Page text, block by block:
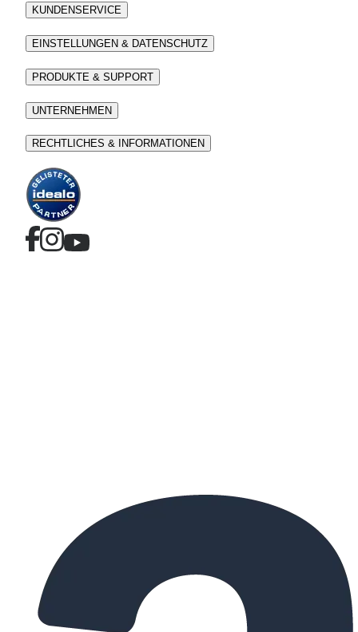
KUNDENSERVICE
EINSTELLUNGEN & DATENSCHUTZ
PRODUKTE & SUPPORT
UNTERNEHMEN
RECHTLICHES & INFORMATIONEN